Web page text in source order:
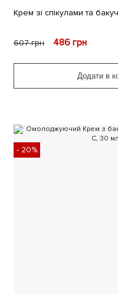
Крем зі спікулами та
607грн 486грн
Додати в
- 20%